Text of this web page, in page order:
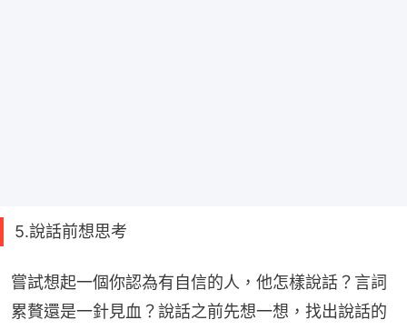
5.說話前想思考
嘗試想起一個你認為有自信的人，他怎樣說話？言詞
累贅還是一針見血？說話之前先想一想，找出說話的